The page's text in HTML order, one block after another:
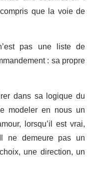
que la voie de
pas une liste de
: sa propre
dans sa logique du
modeler en nous un
lorsqu’il est vrai,
ne demeure pas un
une direction, un